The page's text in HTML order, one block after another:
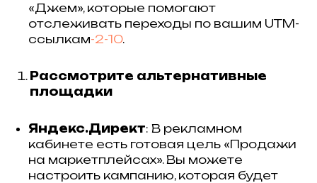
«Джем», которые помогают
отслеживать переходы по вашим UTM-
ссылкам-2-10.
Рассмотрите альтернативные
площадки
Яндекс.Директ: В рекламном
кабинете есть готовая цель «Продажи
на маркетплейсах». Вы можете
настроить кампанию, которая будет